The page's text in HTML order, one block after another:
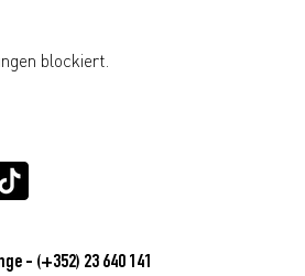
blockiert.
- (+352) 23 640 141